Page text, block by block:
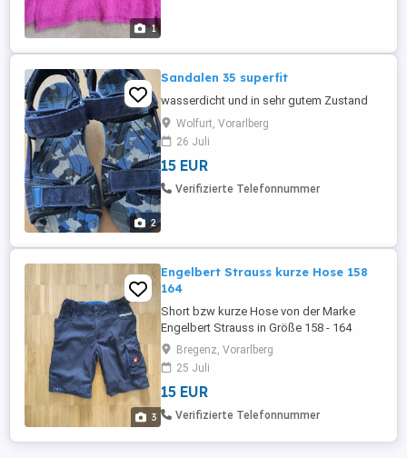
1
2
Sandalen 35 superfit
wasserdicht und in sehr gutem Zustand
Wolfurt, Vorarlberg
26 Juli
15 EUR
Verifizierte Telefonnummer
3
Engelbert Strauss kurze Hose 158
164
Short bzw kurze Hose von der Marke
Engelbert Strauss in Größe 158 - 164
Farbe: Blau Schwarz * durchdachte
Details * robuster, aber angenehmer Stoff
* verstellbarer Bund Kind ist leider zu
schnell gewachsen Tier- und rauchfreier
Haushalt
Bregenz, Vorarlberg
25 Juli
15 EUR
Verifizierte Telefonnummer